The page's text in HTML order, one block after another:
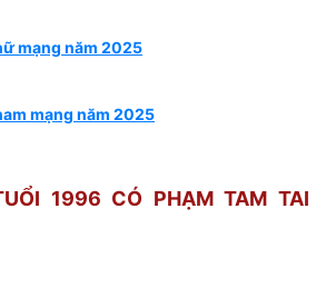
mạng năm 2025
mạng năm 2025
1996 CÓ PHẠM TAM TAI